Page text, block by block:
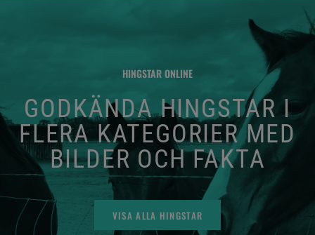
HINGSTAR ONLINE
GODKÄNDA HINGSTAR I
FLERA KATEGORIER MED
BILDER OCH FAKTA
VISA ALLA HINGSTAR